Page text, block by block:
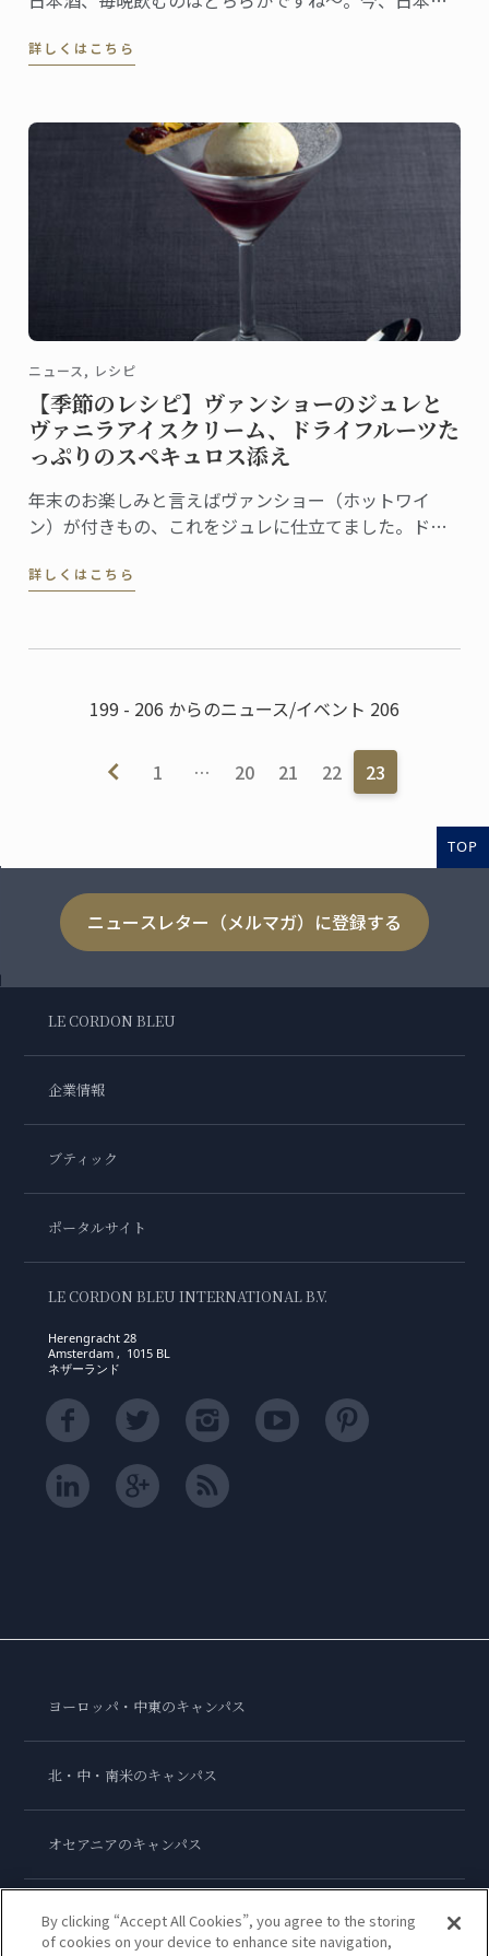
ながら、嬉しそうにそう教えてくれたのは、日本校マ
詳しくはこちら
ニュース, レシピ
【季節のレシピ】ヴァンショーのジュレと
ヴァニラアイスクリーム、ドライフルーツた
っぷりのスペキュロス添え
年末のお楽しみと言えばヴァンショー（ホットワイ
ン）が付きもの、これをジュレに仕立てました。ドラ
クリームを添えれば、お祭り気分を盛り上げる簡単デ
詳しくはこちら
199 - 206 からのニュース/イベント 206
1 … 20 21 22 23
TOP
ニュースレター（メルマガ）に登録する
LE CORDON BLEU
企業情報
ブティック
ポータルサイト
LE CORDON BLEU INTERNATIONAL B.V.
Herengracht 28
Amsterdam , 1015 BL
ネザーランド
ヨーロッパ・中東のキャンパス
北・中・南米のキャンパス
オセアニアのキャンパス
アジアのキャンパス
By clicking “Accept All Cookies”, you agree to the storing
of cookies on your device to enhance site navigation,